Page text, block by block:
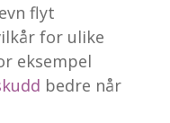
flyt
for ulike
eksempel
bedre når